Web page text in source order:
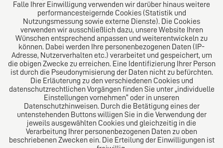
Das europäische Kanzlei-Netzwerk
Falle Ihrer Einwilligung verwenden wir darüber hinaus weitere
performancesteigernde Cookies (Statistik und
Nutzungsmessung sowie externe Dienste). Die Cookies
verwenden wir ausschließlich dazu, unsere Website Ihren
Wünschen entsprechend anpassen und weiterentwickeln zu
können. Dabei werden Ihre personenbezogenen Daten (IP-
Adresse, Nutzerverhalten etc.) verarbeitet und gespeichert, um
die obigen Zwecke zu erreichen. Eine Identifizierung Ihrer Person
ist durch die Pseudonymisierung der Daten nicht zu befürchten.
Die Erläuterung zu den verschiedenen Cookies und
datenschutzrechtlichen Vorgängen finden Sie unter „individuelle
Einstellungen vornehmen“ oder in unseren
Datenschutzhinweisen. Durch die Betätigung eines der
untenstehenden Buttons willigen Sie in die Verwendung der
jeweils ausgewählten Cookies und gleichzeitig in die
Verarbeitung Ihrer personenbezogenen Daten zu oben
beschriebenen Zwecken ein. Die Erteilung der Einwilligungen ist